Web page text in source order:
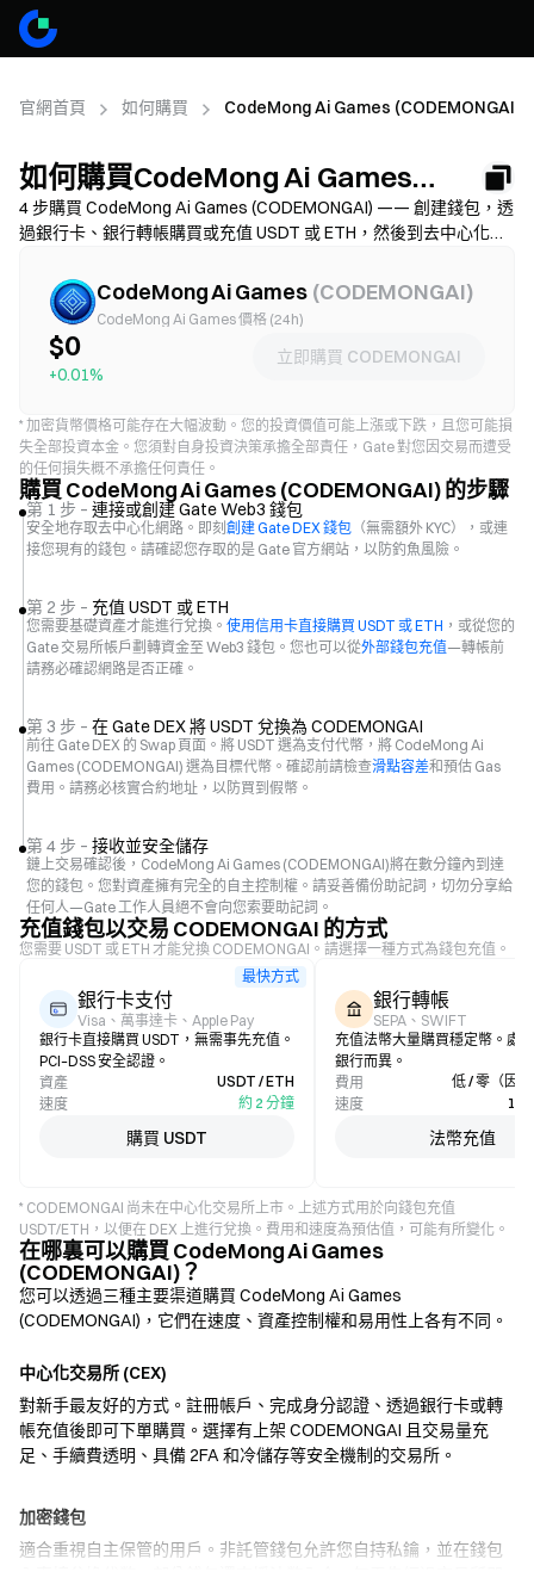
官網首頁 如何購買 CodeMong Ai Games (CODEMONGAI)
如何購買CodeMong Ai Games
(CODEMONGAI)
4 步購買 CodeMong Ai Games (CODEMONGAI) —— 創建錢包，透
過銀行卡、銀行轉帳購買或充值 USDT 或 ETH，然後到去中心化交
檢查 Gas 費和滑點設置，學習如何安全儲存您的 CODEMONGAI。
可用性與手續費因網路和供應商而異。
CodeMong Ai Games (CODEMONGAI)
CodeMong Ai Games 價格 (24h)
$0
+0.01%
立即購買 CODEMONGAI
* 加密貨幣價格可能存在大幅波動。您的投資價值可能上漲或下跌，且您可能損
失全部投資本金。您須對自身投資決策承擔全部責任，Gate 對您因交易而遭受
的任何損失概不承擔任何責任。
購買 CodeMong Ai Games (CODEMONGAI) 的步驟
第 1 步 – 連接或創建 Gate Web3 錢包
安全地存取去中心化網路。即刻 創建 Gate DEX 錢包 （無需額外 KYC），或連
接您現有的錢包。請確認您存取的是 Gate 官方網站，以防釣魚風險。
第 2 步 – 充值 USDT 或 ETH
您需要基礎資產才能進行兌換。 使用信用卡直接購買 USDT 或 ETH ，或從您的
Gate 交易所帳戶劃轉資金至 Web3 錢包。您也可以從外部錢包充值—轉帳前
請務必確認網路是否正確。
第 3 步 – 在 Gate DEX 將 USDT 兌換為 CODEMONGAI
前往 Gate DEX 的 Swap 頁面。將 USDT 選為支付代幣，將 CodeMong Ai
Games (CODEMONGAI) 選為目標代幣。確認前請檢查滑點容差和預估 Gas
費用。請務必核實合約地址，以防買到假幣。
第 4 步 – 接收並安全儲存
鏈上交易確認後，CodeMong Ai Games (CODEMONGAI)將在數分鐘內到達
您的錢包。您對資產擁有完全的自主控制權。請妥善備份助記詞，切勿分享給
任何人—Gate 工作人員絕不會向您索要助記詞。
充值錢包以交易 CODEMONGAI 的方式
您需要 USDT 或 ETH 才能兌換 CODEMONGAI。請選擇一種方式為錢包充值。
最快方式
銀行卡支付
Visa、萬事達卡、Apple Pay
銀行卡直接購買 USDT，無需事先充值。
PCI–DSS 安全認證。
資產
USDT / ETH
速度
約 2 分鐘
購買 USDT
銀行轉帳
SEPA、SWIFT
充值法幣大量購買穩定幣。處
銀行而異。
費用
低 / 零（因
速度
法幣充值
* CODEMONGAI 尚未在中心化交易所上市。上述方式用於向錢包充值
USDT/ETH，以便在 DEX 上進行兌換。費用和速度為預估值，可能有所變化。
在哪裏可以購買 CodeMong Ai Games
(CODEMONGAI)？
您可以透過三種主要渠道購買 CodeMong Ai Games
(CODEMONGAI)，它們在速度、資產控制權和易用性上各有不同。
中心化交易所 (CEX)
對新手最友好的方式。註冊帳戶、完成身分認證、透過銀行卡或轉
帳充值後即可下單購買。選擇有上架 CODEMONGAI 且交易量充
足、手續費透明、具備 2FA 和冷儲存等安全機制的交易所。
加密錢包
適合重視自主保管的用戶。非託管錢包允許您自持私鑰，並在錢包